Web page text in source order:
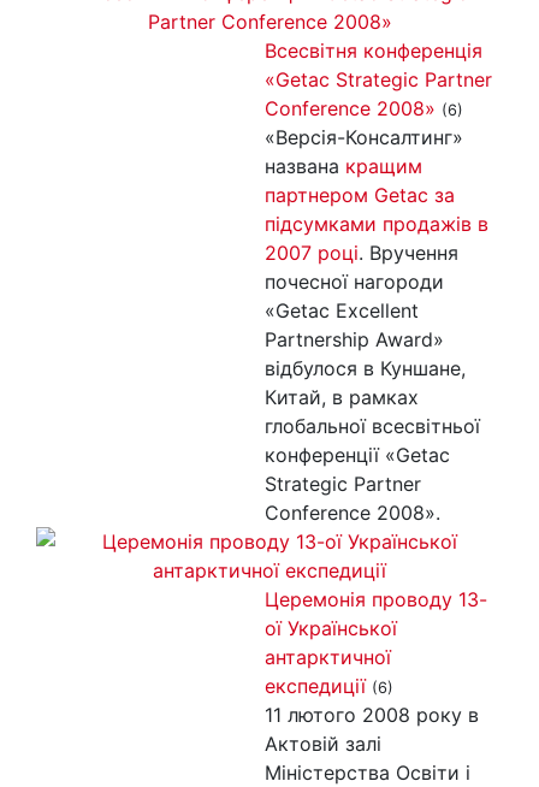
Всесвітня конференція
«Getac Strategic Partner
Conference 2008» (6)
«Версія-Консалтинг»
названа кращим
партнером Getac за
підсумками продажів в
2007 році. Вручення
почесної нагороди
«Getac Excellent
Partnership Award»
відбулося в Куншане,
Китай, в рамках
глобальної всесвітньої
конференції «Getac
Strategic Partner
Conference 2008».
Церемонія проводу 13-
ої Української
антарктичної
експедиції (6)
11 лютого 2008 року в
Актовій залі
Міністерства Освіти і